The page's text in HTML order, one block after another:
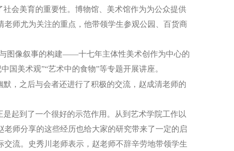
会美育的重要性。博物馆、美术馆作为为公众提供
师尤为关注的重点，他带领学生参观公园、百货商
图像叙事的构建——十七年主体性美术创作为中心的
国美术观”“艺术中的食物”等专题开展讲座。
默，之后与会者还进行了积极的交流，赵成清老师的
起到了一个很好的示范作用。从到艺术学院工作以
师分享的这些经历也给大家的研究带来了一定的启
流。史秀川老师表示，赵老师不辞辛劳地带领学生